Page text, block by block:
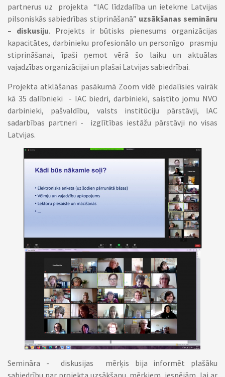
partnerus uz projekta “IAC līdzdalība un ietekme Latvijas
pilsoniskās sabiedrības stiprināšanā” uzsākšanas semināru
– diskusiju. Projekts ir būtisks pienesums organizācijas
kapacitātes, darbinieku profesionālo un personīgo prasmju
stiprināšanai, īpaši ņemot vērā šo laiku un aktuālas
vajadzības organizācijai un plašai Latvijas sabiedrībai.
Projekta atklāšanas pasākumā Zoom vidē piedalīsies vairāk
kā 35 dalībnieki - IAC biedri, darbinieki, saistīto jomu NVO
darbinieki, pašvaldību, valsts institūciju pārstāvji, IAC
sadarbības partneri - izglītības iestāžu pārstāvji no visas
Latvijas.
Semināra - diskusijas mērķis bija informēt plašāku
sabiedrību par projekta uzsākšanu, mērķiem, iespējām, lai ar